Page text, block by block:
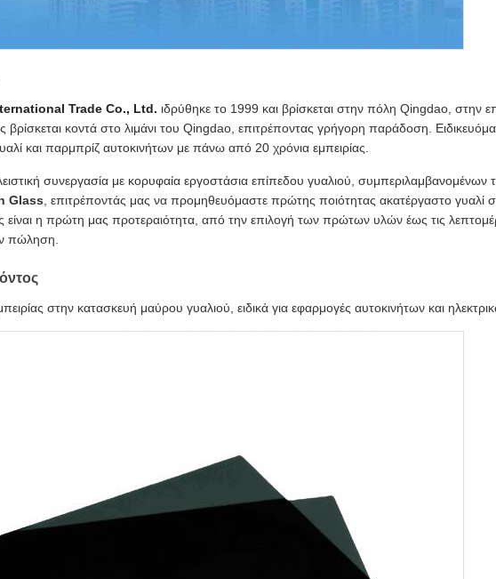
Trade Co., Ltd. ιδρύθηκε το 1999 και βρίσκεται στην πόλη Qingdao, στην
κοντά στο λιμάνι του Qingdao, επιτρέποντας γρήγορη παράδοση.
και παρμπρίζ αυτοκινήτων με πάνω από 20 χρόνια εμπειρίας.
συνεργασία με κορυφαία εργοστάσια επίπεδου γυαλιού, συμπεριλαμβανομένων
Glass , επιτρέποντάς μας να προμηθευόμαστε πρώτης ποιότητας ακατέργαστο γυαλί
είναι η πρώτη μας προτεραιότητα, από την επιλογή των πρώτων υλών έως τις
πώληση.
στην κατασκευή μαύρου γυαλιού, ειδικά για εφαρμογές αυτοκινήτων και